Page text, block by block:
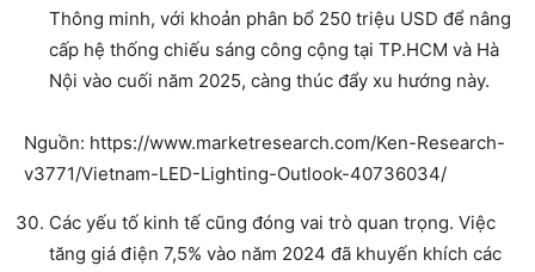
Thông minh, với khoản phân bổ 250 triệu USD để nâng
cấp hệ thống chiếu sáng công cộng tại TP.HCM và Hà
Nội vào cuối năm 2025, càng thúc đẩy xu hướng này.
Nguồn: https://www.marketresearch.com/Ken-Research-
v3771/Vietnam-LED-Lighting-Outlook-40736034/
Các yếu tố kinh tế cũng đóng vai trò quan trọng. Việc
tăng giá điện 7,5% vào năm 2024 đã khuyến khích các